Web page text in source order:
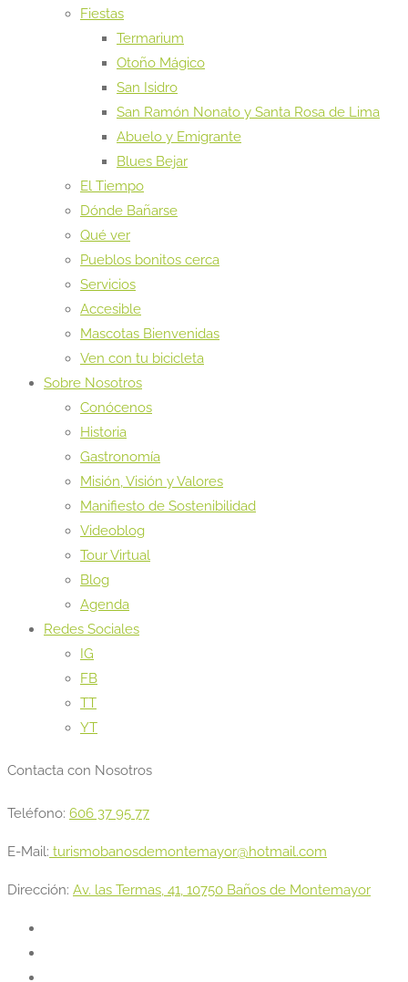
Fiestas
Termarium
Otoño Mágico
San Isidro
San Ramón Nonato y Santa Rosa de Lima
Abuelo y Emigrante
Blues Bejar
El Tiempo
Dónde Bañarse
Qué ver
Pueblos bonitos cerca
Servicios
Accesible
Mascotas Bienvenidas
Ven con tu bicicleta
Sobre Nosotros
Conócenos
Historia
Gastronomía
Misión, Visión y Valores
Manifiesto de Sostenibilidad
Videoblog
Tour Virtual
Blog
Agenda
Redes Sociales
IG
FB
TT
YT
Contacta con Nosotros
Teléfono: 606 37 95 77
E-Mail: turismobanosdemontemayor@hotmail.com
Dirección: Av. las Termas, 41, 10750 Baños de Montemayor